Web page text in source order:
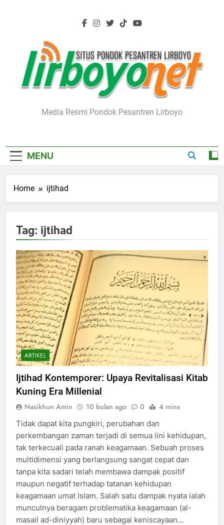
Lirboyo.net
Media Resmi Pondok Pesantren Lirboyo
MENU
Home ijtihad
Tag: ijtihad
ARTIKEL
Ijtihad Kontemporer: Upaya Revitalisasi Kitab
Kuning Era Millenial
Nasikhun Amin 10 bulan ago 0 4 mins
Tidak dapat kita pungkiri, perubahan dan
perkembangan zaman terjadi di semua lini kehidupan,
tak terkecuali pada ranah keagamaan. Sebuah proses
multidimensi yang berlangsung sangat cepat dan
tanpa kita sadari telah membawa dampak positif
maupun negatif terhadap tatanan kehidupan
keagamaan umat Islam. Salah satu dampak nyata ialah
munculnya beragam problematika keagamaan (al-
masail ad-diniyyah) baru sebagai keniscayaan…